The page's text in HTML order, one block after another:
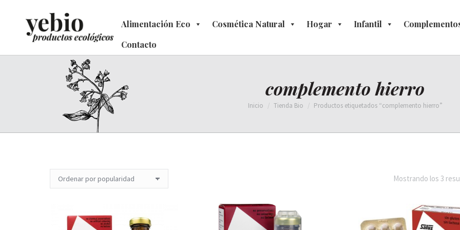
Alimentación Eco Cosmética Natural Hogar Infantil
Contacto
complemento hierro
Estás aquí:
Inicio Tienda Bio Productos etiquetados “complemento hierro”
Mostrando los 3
Alimentación Eco Cosmética Natural Hogar Infantil
Contacto